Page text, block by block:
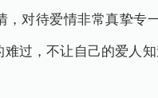
，对待爱情非常真挚专
过，不让自己的爱人知